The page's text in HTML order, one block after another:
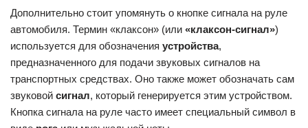
Дополнительно стоит упомянуть о кнопке сигнала на руле
автомобиля. Термин «клаксон» (или «клаксон-сигнал»)
используется для обозначения устройства,
предназначенного для подачи звуковых сигналов на
транспортных средствах. Оно также может обозначать сам
звуковой сигнал, который генерируется этим устройством.
Кнопка сигнала на руле часто имеет специальный символ в